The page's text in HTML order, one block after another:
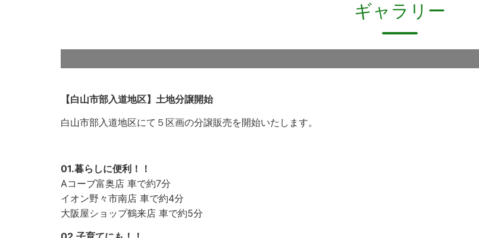
ギャラリー
【白山市部入道地区】土地分譲開始
白山市部入道地区にて５区画の分譲販売を開始いたします。
01.暮らしに便利！！
Aコーブ富奥店 車で約7分
イオン野々市南店 車で約4分
大阪屋ショップ鶴来店 車で約5分